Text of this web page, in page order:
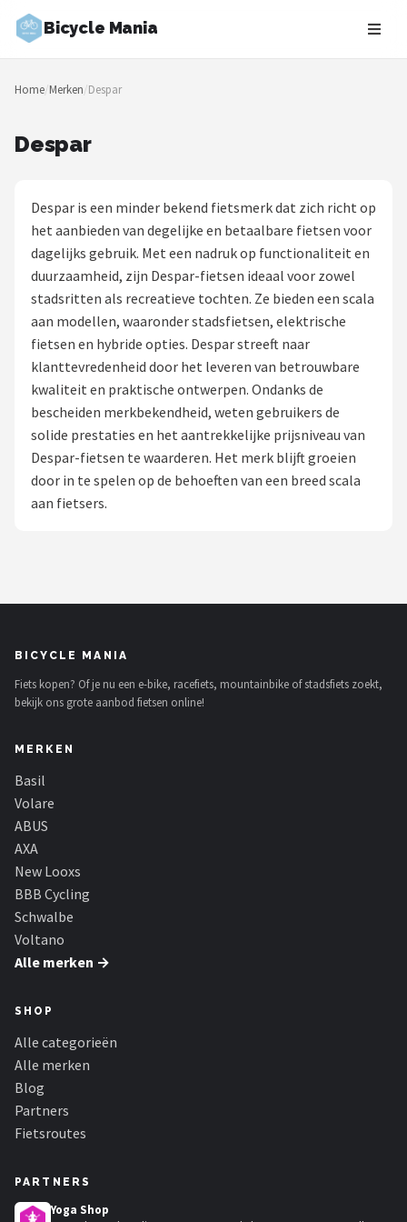
Bicycle Mania
Zoeken
NAVIGATIE
Blog
Fietsroutes
Kinderfietsen
Stadsfietsen
Elektrische fietsen
Mountainbikes
Shop
AXA
BBB Cycling
Schwalbe
Voltano
Shimano
Cortina
Home/Merken/Despar
Despar
Despar is een minder bekend fietsmerk dat zich richt op
het aanbieden van degelijke en betaalbare fietsen voor
dagelijks gebruik. Met een nadruk op functionaliteit en
duurzaamheid, zijn Despar-fietsen ideaal voor zowel
stadsritten als recreatieve tochten. Ze bieden een scala
aan modellen, waaronder stadsfietsen, elektrische
fietsen en hybride opties. Despar streeft naar
klanttevredenheid door het leveren van betrouwbare
kwaliteit en praktische ontwerpen. Ondanks de
bescheiden merkbekendheid, weten gebruikers de
solide prestaties en het aantrekkelijke prijsniveau van
Despar-fietsen te waarderen. Het merk blijft groeien
door in te spelen op de behoeften van een breed scala
aan fietsers.
BICYCLE MANIA
Fiets kopen? Of je nu een e-bike, racefiets, mountainbike of stadsfiets zoekt,
bekijk ons grote aanbod fietsen online!
MERKEN
Basil
Volare
ABUS
AXA
New Looxs
BBB Cycling
Schwalbe
Voltano
Alle merken →
SHOP
Alle categorieën
Alle merken
Blog
Partners
Fietsroutes
PARTNERS
Yoga Shop